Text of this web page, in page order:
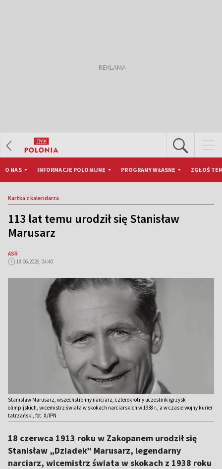
O NAS INFORMACJE POLONIJNE PROGRAMY WŁASNE ZGŁOŚ
Kartka z kalendarza
113 lat temu urodził się Stanisław
Marusarz
ASR
18.06.2026, 04:40
Stanisław Marusarz, wszechstronny narciarz, czterokrotny uczestnik igrzysk
olimpijskich, wicemistrz świata w skokach narciarskich w 1938 r., a w czasie wojny kurier
tatrzański, fot. X/IPN
18 czerwca 1913 roku w Zakopanem urodził się
Stanisław „Dziadek” Marusarz, legendarny
narciarz, wicemistrz świata w skokach z 1938 roku